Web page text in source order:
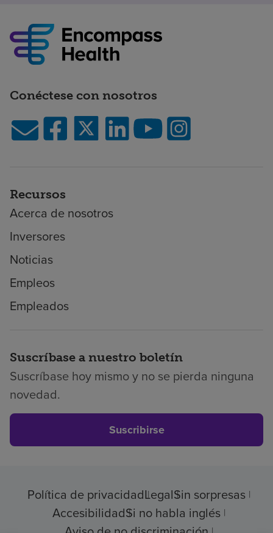
Conéctese con nosotros
Recursos
Acerca de nosotros
Inversores
Noticias
Empleos
Empleados
Suscríbase a nuestro boletín
Suscríbase hoy mismo y no se pierda ninguna
novedad.
Suscribirse
Política de privacidadLegalSin sorpresas
AccesibilidadSi no habla inglés